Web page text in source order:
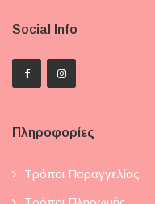
Social Info
Πληροφορίες
Τρόποι Παραγγελίας